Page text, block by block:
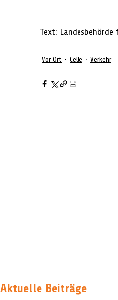
Text: Landesbehörde
Vor Ort Celle Verkehr
Aktuelle Beiträge